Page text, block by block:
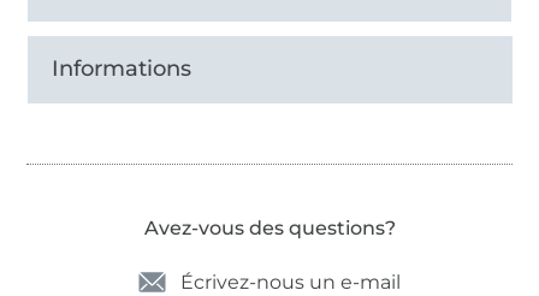
Informations
Avez-vous des questions?
Écrivez-nous un e-mail